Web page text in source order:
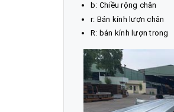
b: Chiều rộng chân
r: Bán kính lượn chân
R: bán kính lượn trong